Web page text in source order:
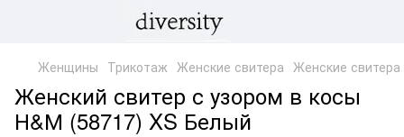
Женщины Трикотаж Женские свитера Женские свитера
Женский свитер с узором в косы
Н&М (58717) XS Белый